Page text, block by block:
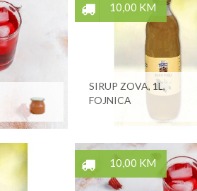
10,00 KM
SIRUP ZOVA, 1L,
FOJNICA
10,00 KM